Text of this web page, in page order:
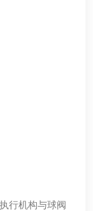
行机构与球阀